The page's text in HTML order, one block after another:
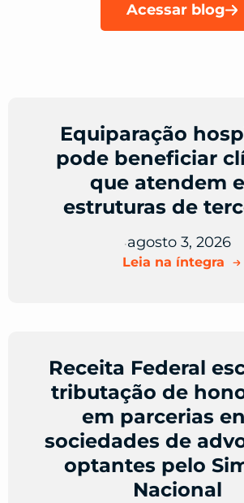
Acessar blog
Equiparação
pode beneficiar
que atendem
estruturas de
•agosto 3, 2026
Leia na íntegra
Receita Federal
tributação de
em parcerias
sociedades de
optantes pelo
Nacional